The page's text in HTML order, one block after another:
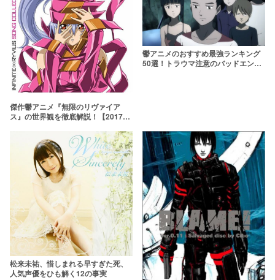
傑作鬱アニメ『無限のリヴァイア
ス』の世界観を徹底解説！【2017年
鬱アニメのおすすめ最強ランキング
50選！トラウマ注意のバッドエンド
松来未祐、惜しまれる早すぎた死、
人気声優をひも解く12の事実